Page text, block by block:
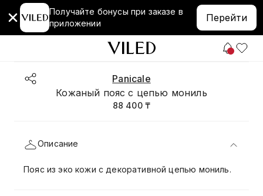
Получайте бонусы при заказе в
приложении
Перейти
Panicale
Кожаный пояс с цепью мониль
88 400 ₸
Описание
Пояс из эко кожи с декоративной цепью мониль.